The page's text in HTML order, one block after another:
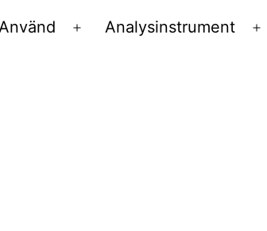
Öppna
Analysinstrument